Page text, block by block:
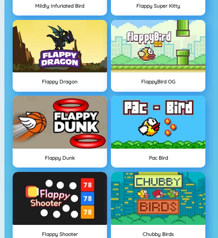
Mildly Infuriated Bird Flappy Super Kitty
Flappy Dragon FlappyBird OG
Flappy Dunk Pac Bird
Flappy Shooter Chubby Birds